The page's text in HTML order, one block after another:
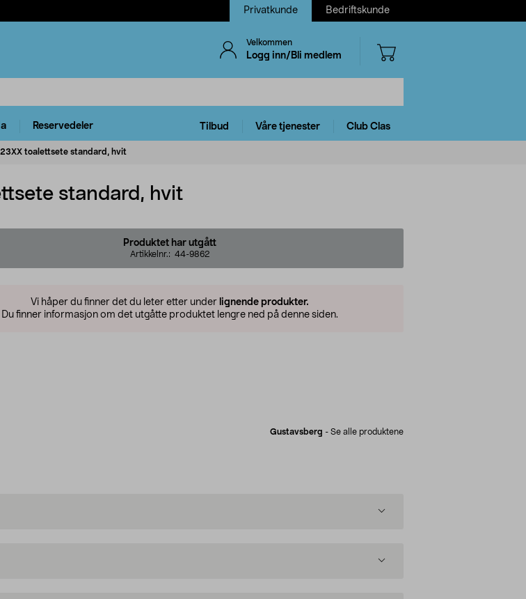
Privatkunde Bedriftskunde
Velkommen
Logg inn/Bli medlem
Reservedeler Tilbud Våre tjenester Club Clas
toalettsete standard, hvit
standard, hvit
Produktet har utgått
Artikkelnr.: 44-9862
Vi håper du finner det du leter etter under lignende produkter.
Du finner informasjon om det utgåtte produktet lengre ned på denne siden.
Gustavsberg - Se alle produktene